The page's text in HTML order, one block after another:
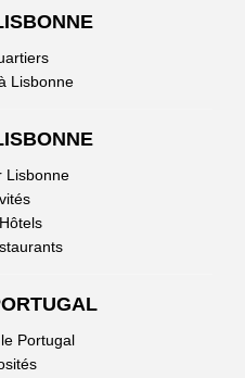
Lisbonne
Lisbonne
Portugal